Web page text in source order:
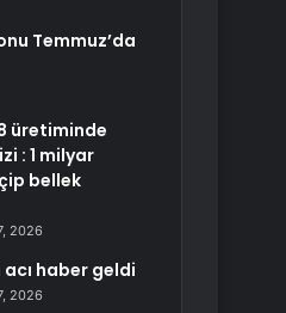
Temmuz’da
üretiminde
: 1 milyar
bellek
2026
haber geldi
2026